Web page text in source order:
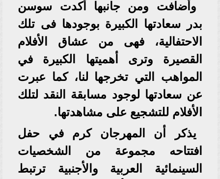
وأضافت ومن جانبها أكدت سوسن
بدر سعادتها الكبيرة بوجودها فى تلك
الاحتفالية، فهى من عشاق الأفلام
القصيرة وترى أهميتها الكبيرة في
المواهب التي تخرجها لنا، كما عبرت
عن سعادتها لوجود مسابقة النقد لتلك
الأفلام للتشجيع على مشاهدتها.
يذكر أن المهرجان كرم في حفل
افتتاحه مجموعة من الشخصيات
السينمائية العربية والأجنبية ترتبط